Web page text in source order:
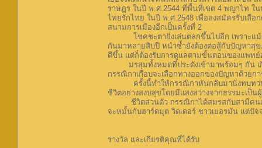
ราษฎร ในปี พ.ศ.2544 ที่พื้นที่เขต 4 พญาไท ใ
ไทยรักไทย ในปี พ.ศ.2548 เพื่อลงสมัครรับเลื
สนามการเมืองอีกเป็นครั้งที่ 2
โชคชะตายิ่งเล่นตลกขึ้นไปอีก เพราะแม้ผ่า
กันมาหลายสิบปี หนำซ้ำยังต้องต่อสู้กับปัญหาสุข
ดีขึ้น แต่ก็ต้องรับการดูแลตามขั้นตอนของแพทย์
มรสุมทั้งหมดที่ประดังเข้ามาพร้อมๆ กัน เกื
กรรณิกาเกือบจะเลือกทางออกของปัญหาด้วยก
ครั้งนี้ทำให้กรรณิกาหันกลับมานั่งทบทวนปัญ
ชีวิตอย่างสงบสุขโดยมีแสงสว่างจากธรรมะเป็น
ชีวิตส่วนตัว กรรณิกาได้สมรสกับสามีคนแร
จะหมั้นกับฮาร์ดมุต วิดเดอร์ ชาวเยอรมัน แต่ปั
รางวัล และเกียรติคุณที่ได้รับ